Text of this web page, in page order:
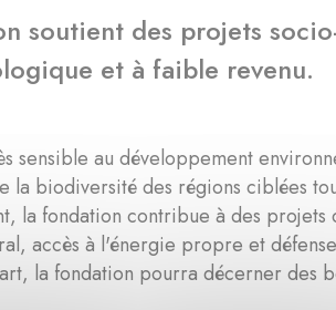
soutient des projets
et à faible revenu.
sensible au développement
biodiversité des régions ciblées
la fondation contribue à des
accès à l'énergie propre et
la fondation pourra décerner des